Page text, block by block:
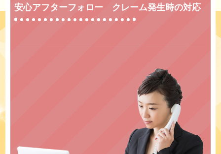
安心アフターフォロー クレーム発生時の対応